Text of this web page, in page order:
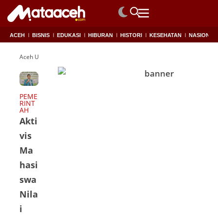
ACEH BISNIS EDUKASI HIBURAN HISTORI KESEHATAN NASIONAL
Aceh Utara. DPRK Aceh Utara. aktivis Mahasiswa
PEME
RINT
AH
Akti
vis
Ma
hasi
swa
Nila
i